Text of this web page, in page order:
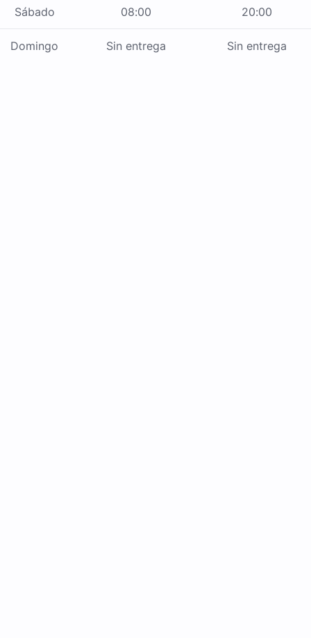
Sábado 08:00 20:00
Domingo Sin entrega Sin entrega